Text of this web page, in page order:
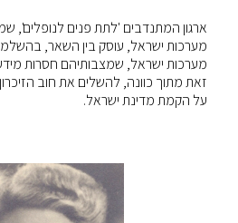
ארגון המתנדבים 'לתת פנים לנופלים',
מערכות ישראל, עוסק בין השאר,
מערכות ישראל, שמצבותיהם חסרות מידע
זאת מתוך כוונה, להשלים את חוב
על הקמת מדינת ישראל.